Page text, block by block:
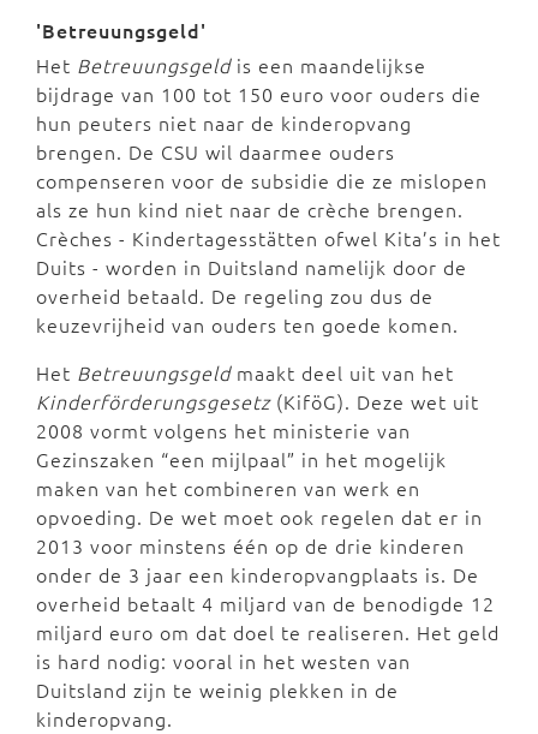
'Betreuungsgeld'
Het Betreuungsgeldis een maandelijkse
bijdrage van 100 tot 150 euro voor ouders die
hun peuters niet naar de kinderopvang
brengen. De CSU wil daarmee ouders
compenseren voor de subsidie die ze mislopen
als ze hun kind niet naar de crèche brengen.
Crèches - Kindertagesstätten ofwel Kita’s in het
Duits - worden in Duitsland namelijk door de
overheid betaald. De regeling zou dus de
keuzevrijheid van ouders ten goede komen.
Het Betreuungsgeldmaakt deel uit van het
Kinderförderungsgesetz(KiföG). Deze wet uit
2008 vormt volgens het ministerie van
Gezinszaken “een mijlpaal” in het mogelijk
maken van het combineren van werk en
opvoeding. De wet moet ook regelen dat er in
2013 voor minstens één op de drie kinderen
onder de 3 jaar een kinderopvangplaats is. De
overheid betaalt 4 miljard van de benodigde 12
miljard euro om dat doel te realiseren. Het geld
is hard nodig: vooral in het westen van
Duitsland zijn te weinig plekken in de
kinderopvang.